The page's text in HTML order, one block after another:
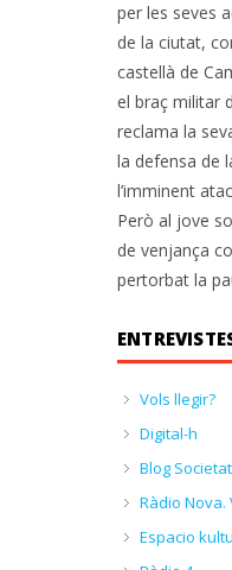
per les seves
de la ciutat,
castellà de
el braç militar
reclama la
la defensa de
l’imminent
Però al jove
de venjança
pertorbat la
Vols llegir?
Digital-h
Blog
Ràdio Nova.
Espacio